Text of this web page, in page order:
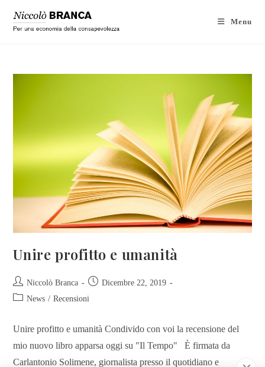
Menu
Unire profitto e umanità
Niccolò Branca
Dicembre 22, 2019
News / Recensioni
Unire profitto e umanità Condivido con voi la recensione del
mio nuovo libro apparsa oggi su "Il Tempo" È firmata da
Carlantonio Solimene, giornalista presso il quotidiano e